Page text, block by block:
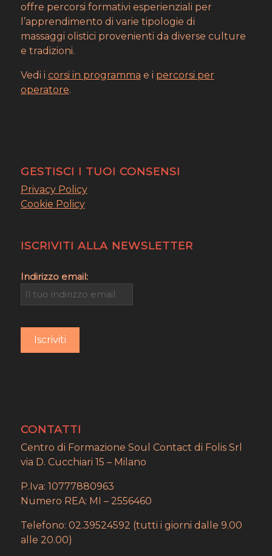
offre percorsi formativi esperienziali per
l’apprendimento di varie tipologie di
massaggi olistici provenienti da diverse culture
e tradizioni.
Vedi i corsi in programma e i percorsi per
operatore.
GESTISCI I TUOI CONSENSI
Privacy Policy
Cookie Policy
ISCRIVITI ALLA NEWSLETTER
Indirizzo email:
CONTATTI
Centro di Formazione Soul Contact di Folis Srl
via D. Cucchiari 15 – Milano
P.Iva: 10777880963
Numero REA: MI – 2556460
Telefono: 02.39524592 (tutti i giorni dalle 9.00
alle 20.00)